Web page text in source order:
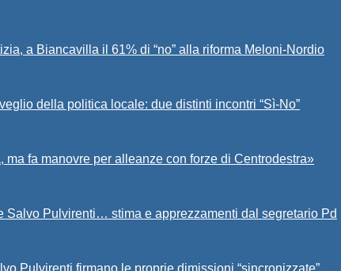
a Biancavilla il 61% di “no” alla riforma Meloni-Nordio
della politica locale: due distinti incontri “Sì-No”
ma fa manovre per alleanze con forze di Centrodestra»
Salvo Pulvirenti… stima e apprezzamenti dal segretario Pd